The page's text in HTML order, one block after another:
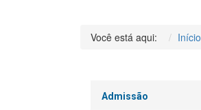
Você está aqui: Início
Admissão